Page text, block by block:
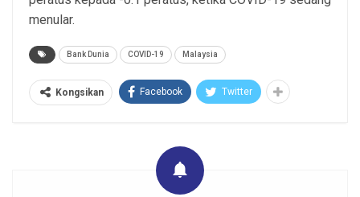
menular.
Bank Dunia COVID-19 Malaysia
Kongsikan Facebook Twitter